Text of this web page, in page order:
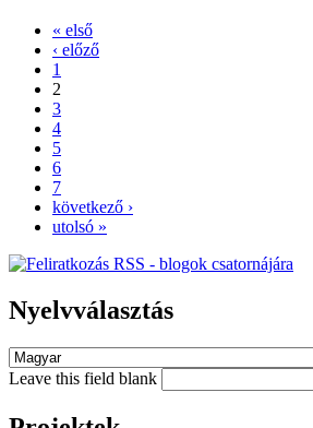
« első
‹ előző
1
2
3
4
5
6
7
következő ›
utolsó »
Nyelvválasztás
Leave this field blank